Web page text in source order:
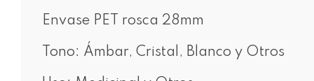
Envase PET rosca 28mm
Tono: Ámbar, Cristal, Blanco y Otros